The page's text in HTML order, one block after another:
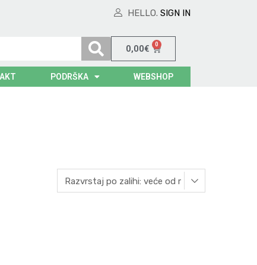
HELLO. SIGN IN
0,00€ 0
PODRŠKA WEBSHOP